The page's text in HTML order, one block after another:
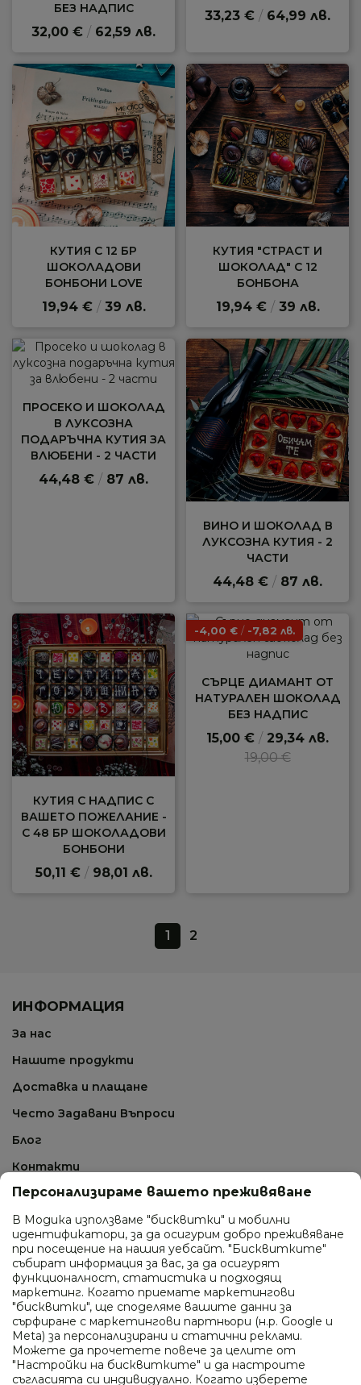
БЕЗ НАДПИС
32,00 € / 62,59 лв.
33,23 € / 64,99 лв.
КУТИЯ С 12 БР
ШОКОЛАДОВИ
БОНБОНИ LOVE
19,94 € /39 лв.
КУТИЯ "СТРАСТ И
ШОКОЛАД" С 12
БОНБОНА
19,94 € /39 лв.
ПРОСЕКО И ШОКОЛАД
В ЛУКСОЗНА
ПОДАРЪЧНА КУТИЯ ЗА
ВЛЮБЕНИ - 2 ЧАСТИ
44,48 € / 87 лв.
ВИНО И ШОКОЛАД В
ЛУКСОЗНА КУТИЯ - 2
ЧАСТИ
44,48 € / 87 лв.
КУТИЯ С НАДПИС С
ВАШЕТО ПОЖЕЛАНИЕ -
С 48 БР ШОКОЛАДОВИ
БОНБОНИ
50,11 € /98,01 лв.
-4,00 € /-7,82 лв.
СЪРЦЕ ДИАМАНТ ОТ
НАТУРАЛЕН ШОКОЛАД
БЕЗ НАДПИС
15,00 € / 29,34 лв.
19,00 €
1 2
ИНФОРМАЦИЯ
За нас
Нашите продукти
Доставка и плащане
Често Задавани Въпроси
Блог
Контакти
0895 410 277
ул. Промишлена 24, гр. София
info@modica.bg
Работно време
Понеделник - петък: 10:00 - 18:00
Събота и неделя: почивен ден
Персонализираме вашето преживяване
В Модика използваме "бисквитки" и мобилни
идентификатори, за да осигурим добро преживяване
при посещение на нашия уебсайт. "Бисквитките"
събират информация за вас, за да осигурят
функционалност, статистика и подходящ
маркетинг. Когато приемате маркетингови
"бисквитки", ще споделяме вашите данни за
сърфиране с маркетингови партньори (н.р. Google и
Meta) за персонализирани и статични реклами.
Можете да прочетете повече за целите от
"Настройки на бисквитките" и да настроите
съгласията си индивидуално. Когато изберете